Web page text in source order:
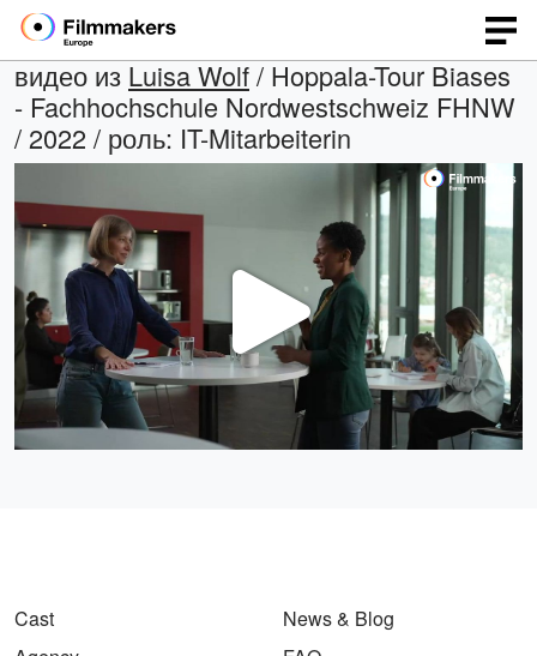
видео из Luisa Wolf/ Hoppala-Tour Biases
- Fachhochschule Nordwestschweiz FHNW
/ 2022 / роль: IT-Mitarbeiterin
видео
Cast
News & Blog